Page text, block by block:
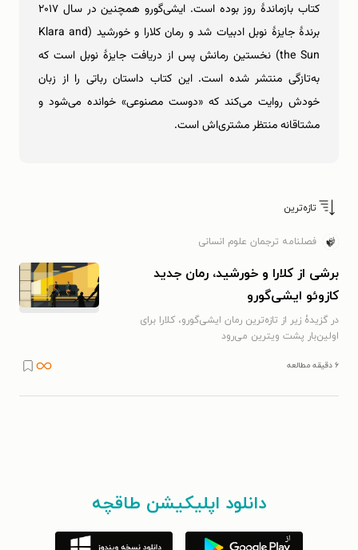
کتاب بازماندۀ روز بوده است. ایشی‌گورو همچنین در سال ۲۰۱۷
برندۀ جایزۀ نوبل ادبیات شد و رمان کلارا و خورشید (Klara and
the Sun) نخستین رمانش پس از دریافت جایزۀ نوبل است که
به‌تازگی منتشر شده است. این کتاب داستان رباتی را از زبان
خودش روایت می‌کند که «دوست مصنوعی» خوانده می‌شود و
مشتاقانه منتظر مشتری‌اش است.
تازه‌ترین
فصلنامه ترجمان علوم انسانی
برشی از کلارا و خورشید، رمان جدید
کازوئو ایشی‌گورو
در گزیدۀ زیر از تازه‌ترین رمان ایشی‌گورو، کلارا برای
اولین‌بار پشت ویترین می‌رود
۶ دقیقه مطالعه
دانلود اپلیکیشن طاقچه